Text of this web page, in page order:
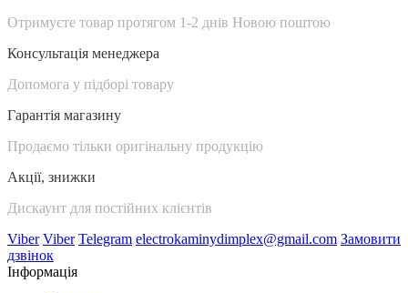
Отримуєте товар протягом 1-2 днів Новою поштою
Консультація менеджера
Допомога у підборі товару
Гарантія магазину
Продаємо тільки оригінальну продукцію
Акції, знижки
Дискаунт для постійних клієнтів
Viber Viber Telegram electrokaminydimplex@gmail.com Замовити
дзвінок
Інформація